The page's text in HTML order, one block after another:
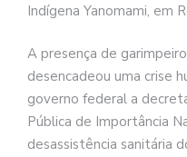
Indígena Yanomami, em
A presença de
desencadeou uma crise
governo federal a
Pública de Importância
desassistência sanitária